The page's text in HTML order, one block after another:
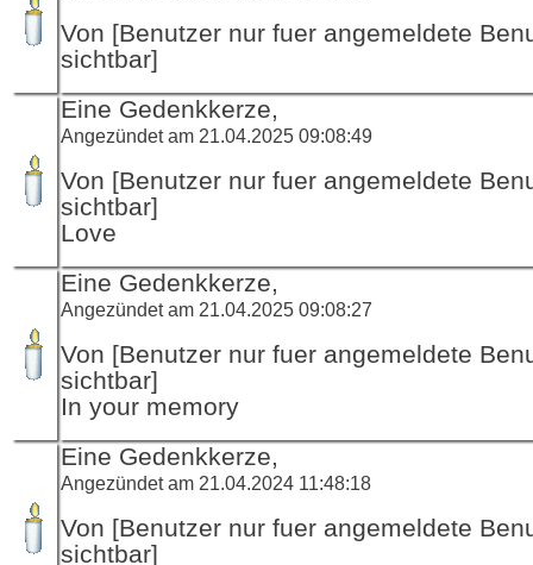
Von [Benutzer nur fuer angemeldete
sichtbar]
Eine Gedenkkerze,
Angezündet am 21.04.2025 09:08:49
Von [Benutzer nur fuer angemeldete
sichtbar]
Love
Eine Gedenkkerze,
Angezündet am 21.04.2025 09:08:27
Von [Benutzer nur fuer angemeldete
sichtbar]
In your memory
Eine Gedenkkerze,
Angezündet am 21.04.2024 11:48:18
Von [Benutzer nur fuer angemeldete
sichtbar]